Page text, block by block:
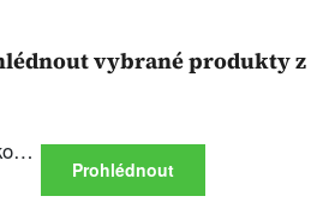
vybrané produkty z